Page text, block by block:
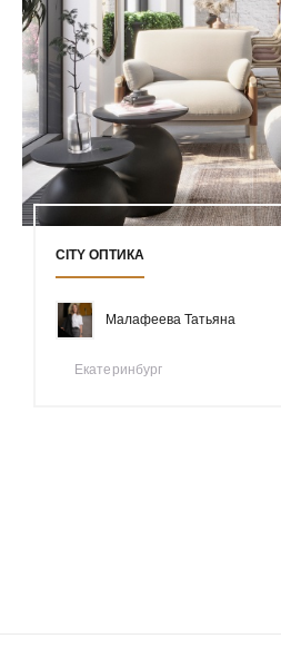
CITY ОПТИКА
Малафеева Татьяна
Екатеринбург